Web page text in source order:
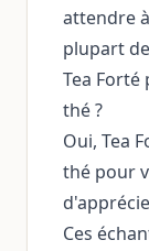
attendre
plupart
Tea
thé ?
Oui, Tea
thé pour
Ces